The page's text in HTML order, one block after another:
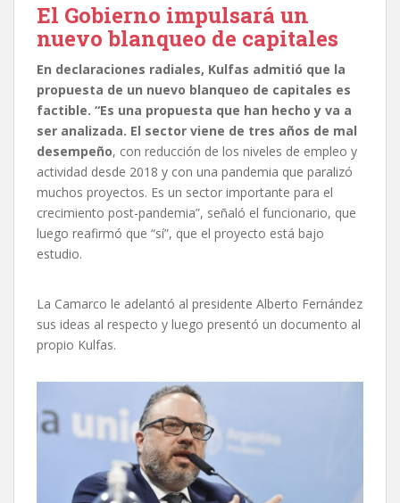
El Gobierno impulsará un
nuevo blanqueo de capitales
En declaraciones radiales, Kulfas admitió que la
propuesta de un nuevo blanqueo de capitales es
factible. “Es una propuesta que han hecho y va a
ser analizada. El sector viene de tres años de mal
desempeño, con reducción de los niveles de empleo y
actividad desde 2018 y con una pandemia que paralizó
muchos proyectos. Es un sector importante para el
crecimiento post-pandemia”, señaló el funcionario, que
luego reafirmó que “sí”, que el proyecto está bajo
estudio.
La Camarco le adelantó al presidente Alberto Fernández
sus ideas al respecto y luego presentó un documento al
propio Kulfas.